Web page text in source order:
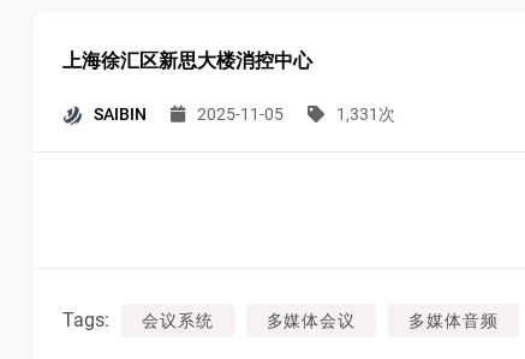
上海徐汇区新思大楼消控中心
SAIBIN 2025-11-05 1,331次
Tags: 会议系统 多媒体会议 多媒体音频